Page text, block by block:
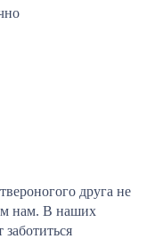
друга не
нам. В наших